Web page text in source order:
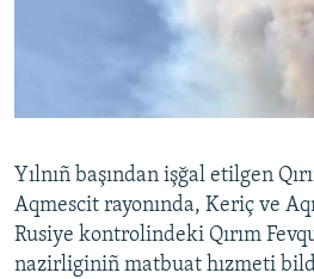
Українською
RFE/RS bütün saytları
Yılnıñ başından işğal etilgen
Aqmescit rayonında, Keriç ve
Rusiye kontrolindeki Qırım
nazirliginiñ matbuat hızmeti